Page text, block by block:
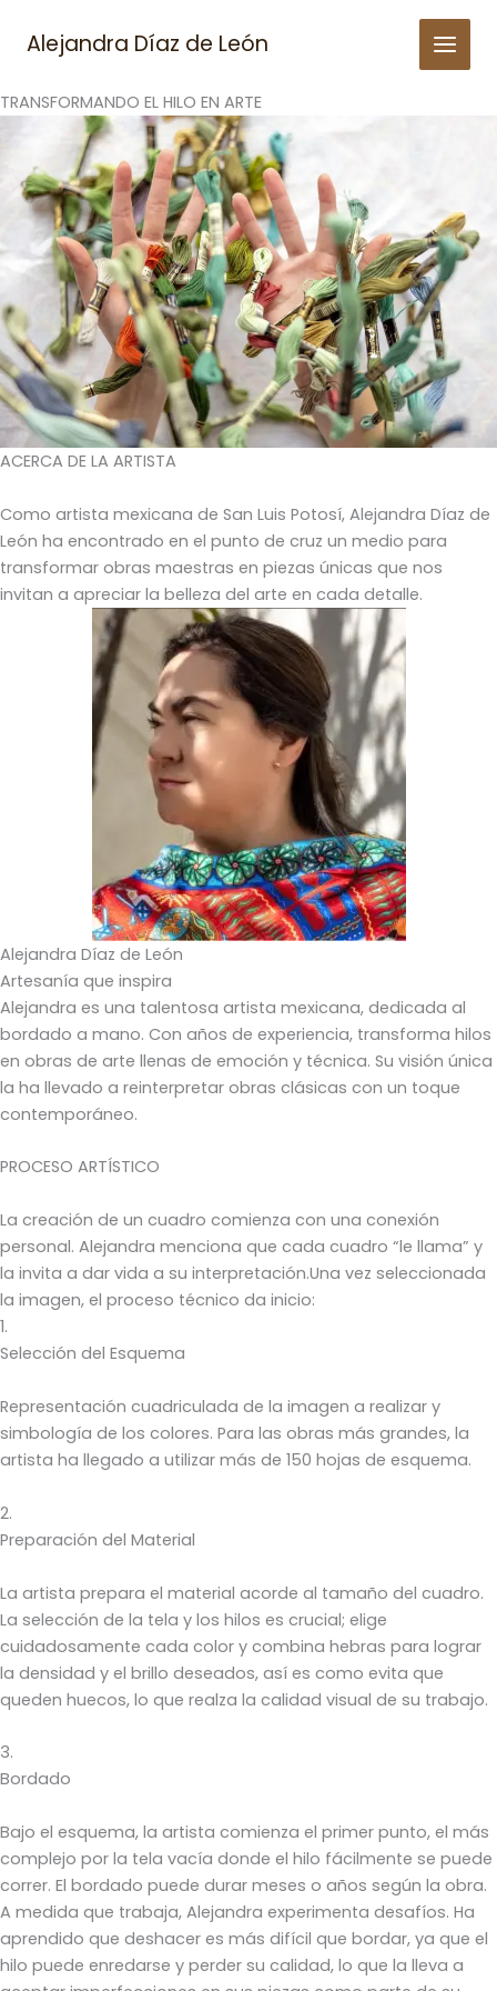
Alejandra Díaz de León
TRANSFORMANDO EL HILO EN ARTE
ACERCA DE LA ARTISTA
Como artista mexicana de San Luis Potosí, Alejandra Díaz de
León ha encontrado en el punto de cruz un medio para
transformar obras maestras en piezas únicas que nos
invitan a apreciar la belleza del arte en cada detalle.
Alejandra Díaz de León
Artesanía que inspira
Alejandra es una talentosa artista mexicana, dedicada al
bordado a mano. Con años de experiencia, transforma hilos
en obras de arte llenas de emoción y técnica. Su visión única
la ha llevado a reinterpretar obras clásicas con un toque
contemporáneo.
PROCESO ARTÍSTICO
La creación de un cuadro comienza con una conexión
personal. Alejandra menciona que cada cuadro “le llama” y
la invita a dar vida a su interpretación.Una vez seleccionada
la imagen, el proceso técnico da inicio:
1.
Selección del Esquema
Representación cuadriculada de la imagen a realizar y
simbología de los colores. Para las obras más grandes, la
artista ha llegado a utilizar más de 150 hojas de esquema.
2.
Preparación del Material
La artista prepara el material acorde al tamaño del cuadro.
La selección de la tela y los hilos es crucial; elige
cuidadosamente cada color y combina hebras para lograr
la densidad y el brillo deseados, así es como evita que
queden huecos, lo que realza la calidad visual de su trabajo.
3.
Bordado
Bajo el esquema, la artista comienza el primer punto, el más
complejo por la tela vacía donde el hilo fácilmente se puede
correr. El bordado puede durar meses o años según la obra.
A medida que trabaja, Alejandra experimenta desafíos. Ha
aprendido que deshacer es más difícil que bordar, ya que el
hilo puede enredarse y perder su calidad, lo que la lleva a